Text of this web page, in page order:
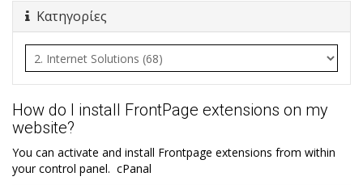
Κατηγορίες
How do I install FrontPage extensions on my
website?
You can activate and install Frontpage extensions from within
your control panel. cPanal